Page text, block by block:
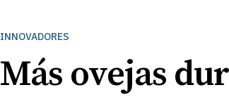
INNOVADORES
Más ovejas